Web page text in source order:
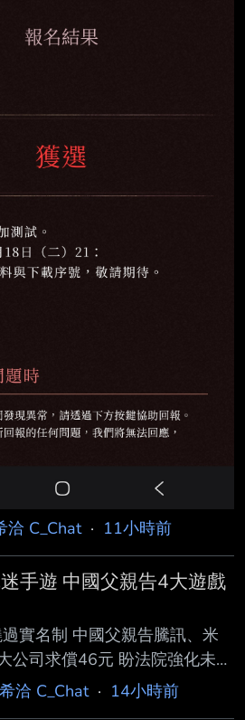
洽 C_Chat· 11小時前
手遊 中國父親告4大遊戲
實名制 中國父親告騰訊、米
公司求償46元 盼法院強化未成
08-07 By 薯泥 中國河南省
希洽 C_Chat· 14小時前